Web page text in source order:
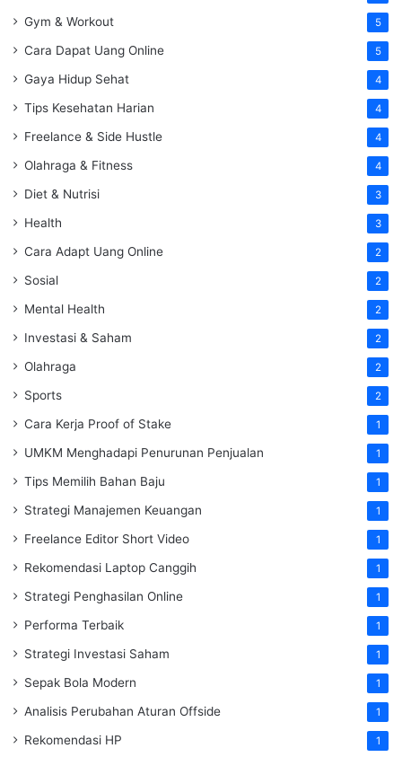
Gym & Workout 5
Cara Dapat Uang Online 5
Gaya Hidup Sehat 4
Tips Kesehatan Harian 4
Freelance & Side Hustle 4
Olahraga & Fitness 4
Diet & Nutrisi 3
Health 3
Cara Adapt Uang Online 2
Sosial 2
Mental Health 2
Investasi & Saham 2
Olahraga 2
Sports 2
Cara Kerja Proof of Stake 1
UMKM Menghadapi Penurunan Penjualan 1
Tips Memilih Bahan Baju 1
Strategi Manajemen Keuangan 1
Freelance Editor Short Video 1
Rekomendasi Laptop Canggih 1
Strategi Penghasilan Online 1
Performa Terbaik 1
Strategi Investasi Saham 1
Sepak Bola Modern 1
Analisis Perubahan Aturan Offside 1
Rekomendasi HP 1